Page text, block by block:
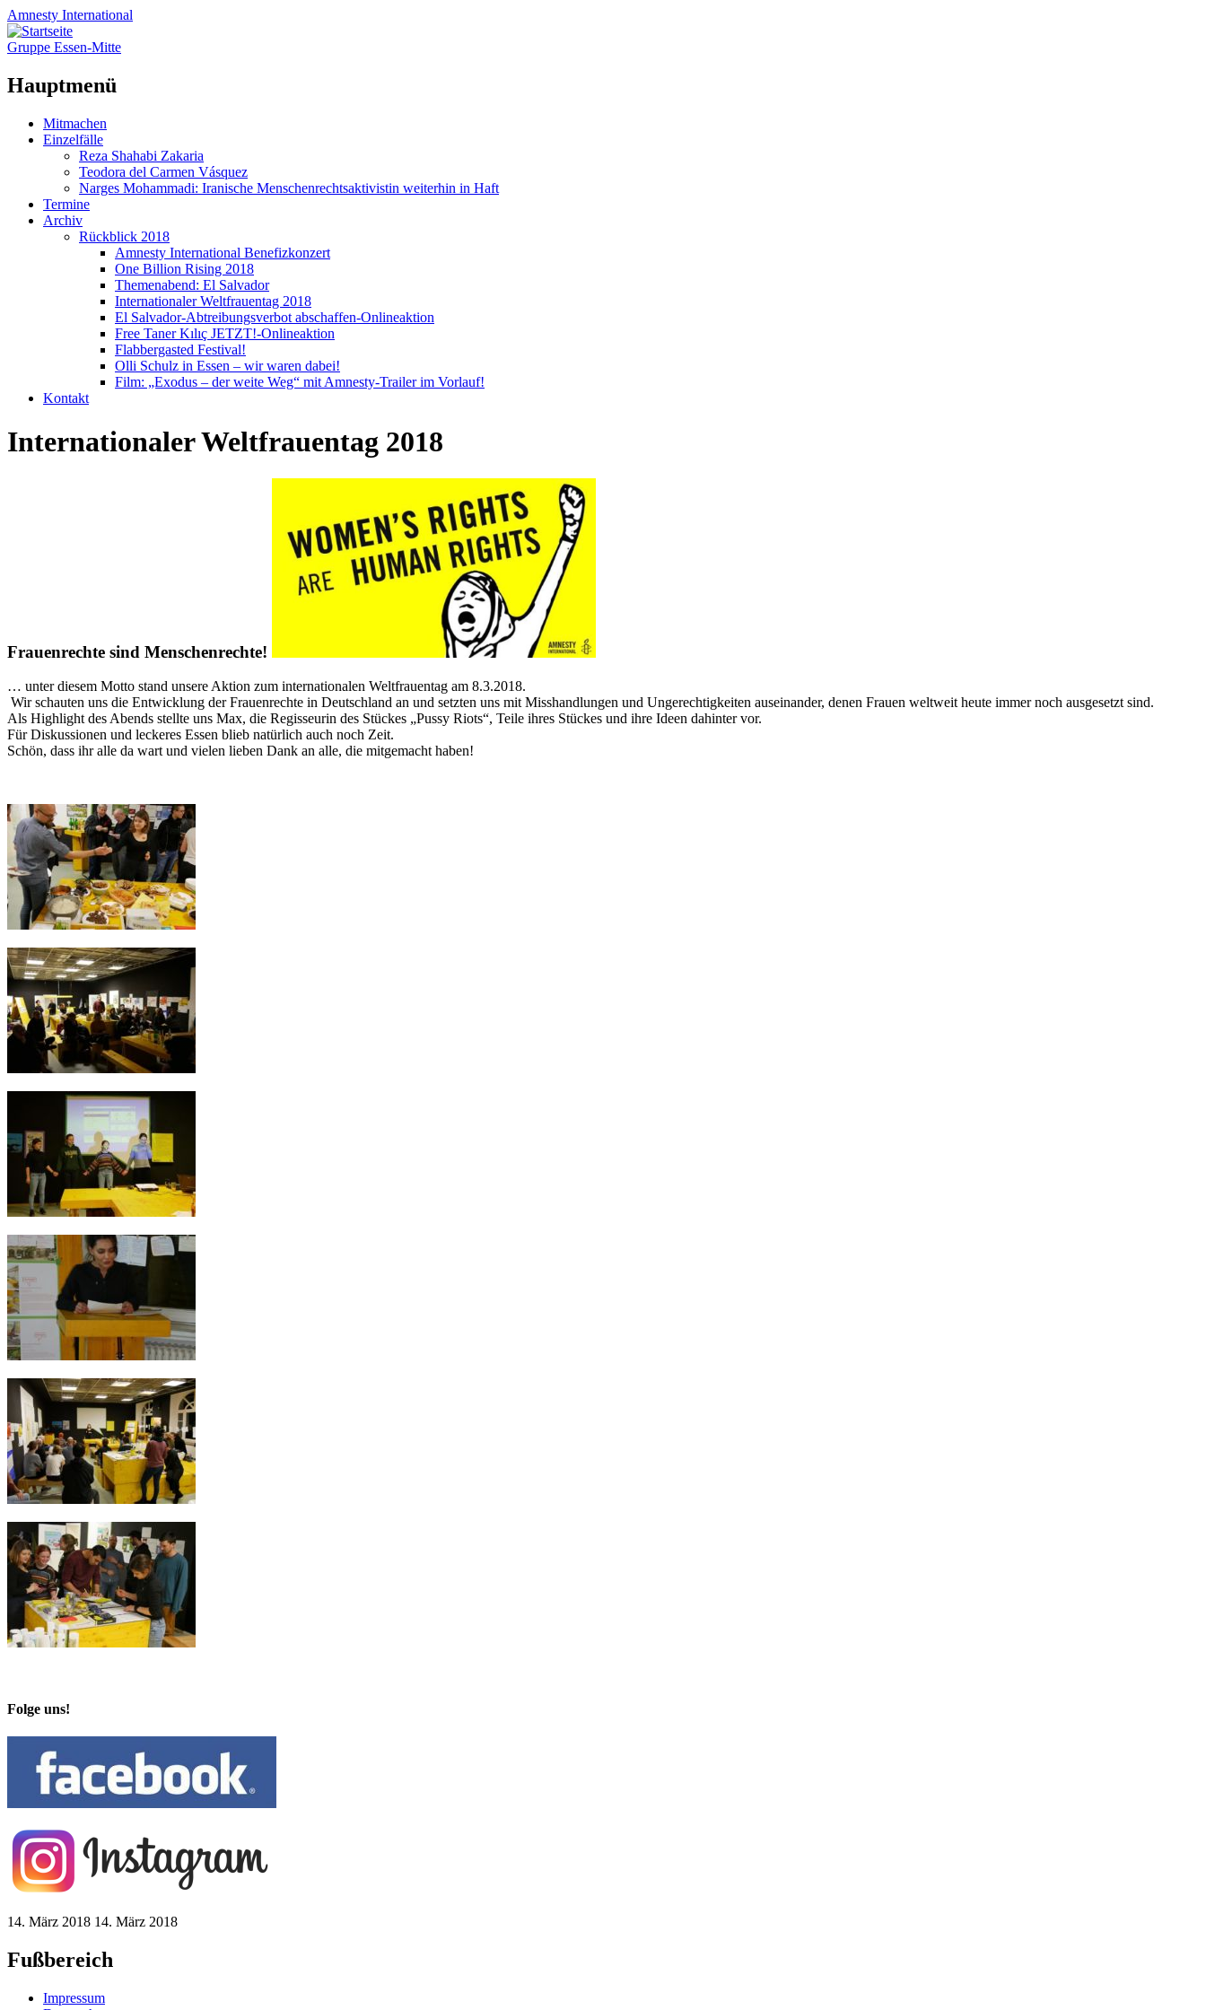
Amnesty International
Gruppe Essen-Mitte
Hauptmenü
Zum
Inhalt
Mitmachen
Einzelfälle
Reza Shahabi Zakaria
Teodora del Carmen Vásquez
Narges Mohammadi: Iranische Menschenrechtsaktivistin weiterhin in Haft
Termine
Archiv
Rückblick 2018
Amnesty International Benefizkonzert
One Billion Rising 2018
Themenabend: El Salvador
Internationaler Weltfrauentag 2018
El Salvador-Abtreibungsverbot abschaffen-Onlineaktion
Free Taner Kılıç JETZT!-Onlineaktion
Flabbergasted Festival!
Olli Schulz in Essen – wir waren dabei!
Film: „Exodus – der weite Weg“ mit Amnesty-Trailer im Vorlauf!
Kontakt
Internationaler Weltfrauentag 2018
Frauenrechte sind Menschenrechte!
… unter diesem Motto stand unsere Aktion zum internationalen Weltfrauentag am 8.3.2018.
Wir schauten uns die Entwicklung der Frauenrechte in Deutschland an und setzten uns mit Misshandlungen und Ungerechtigkeiten auseinander, denen Frauen weltweit heute immer noch ausgesetzt sind.
Als Highlight des Abends stellte uns Max, die Regisseurin des Stückes „Pussy Riots“, Teile ihres Stückes und ihre Ideen dahinter vor.
Für Diskussionen und leckeres Essen blieb natürlich auch noch Zeit.
Schön, dass ihr alle da wart und vielen lieben Dank an alle, die mitgemacht haben!
Folge uns!
14. März 2018 14. März 2018
Fußbereich
Impressum